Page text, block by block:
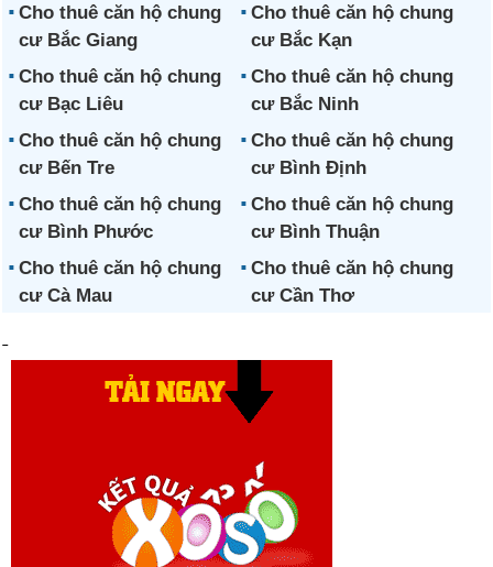
Cho thuê căn hộ chung
cư Bắc Giang
Cho thuê căn hộ chung
cư Bắc Kạn
Cho thuê căn hộ chung
cư Bạc Liêu
Cho thuê căn hộ chung
cư Bắc Ninh
Cho thuê căn hộ chung
cư Bến Tre
Cho thuê căn hộ chung
cư Bình Định
Cho thuê căn hộ chung
cư Bình Phước
Cho thuê căn hộ chung
cư Bình Thuận
Cho thuê căn hộ chung
cư Cà Mau
Cho thuê căn hộ chung
cư Cần Thơ